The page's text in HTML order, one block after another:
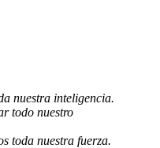
nuestra inteligencia.
todo nuestro
toda nuestra fuerza.